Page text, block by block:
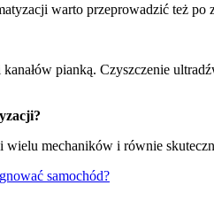
warto przeprowadzić też
pianką. Czyszczenie
wielu mechaników i równie
samochód?